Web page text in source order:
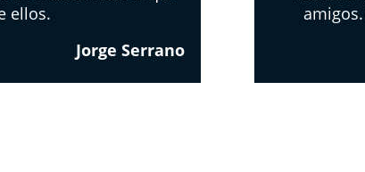
ellos.
Jorge Serrano